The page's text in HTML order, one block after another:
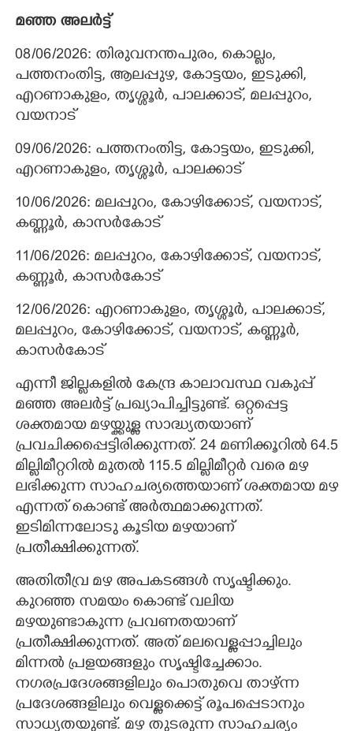
മഞ്ഞ അലർട്ട്
08/06/2026: തിരുവനന്തപുരം, കൊല്ലം,
പത്തനംതിട്ട, ആലപ്പുഴ, കോട്ടയം, ഇടുക്കി,
എറണാകുളം, തൃശ്ശൂർ, പാലക്കാട്, മലപ്പുറം,
വയനാട്
09/06/2026: പത്തനംതിട്ട, കോട്ടയം, ഇടുക്കി,
എറണാകുളം, തൃശ്ശൂർ, പാലക്കാട്
10/06/2026: മലപ്പുറം, കോഴിക്കോട്, വയനാട്,
കണ്ണൂർ, കാസർകോട്
11/06/2026: മലപ്പുറം, കോഴിക്കോട്, വയനാട്,
കണ്ണൂർ, കാസർകോട്
12/06/2026: എറണാകുളം, തൃശ്ശൂർ, പാലക്കാട്,
മലപ്പുറം, കോഴിക്കോട്, വയനാട്, കണ്ണൂർ,
കാസർകോട്
എന്നീ ജില്ലകളിൽ കേന്ദ്ര കാലാവസ്ഥ വകുപ്പ്
മഞ്ഞ അലർട്ട് പ്രഖ്യാപിച്ചിട്ടുണ്ട്. ഒറ്റപ്പെട്ട
ശക്തമായ മഴയ്ക്കുള്ള സാദ്ധ്യതയാണ്
പ്രവചിക്കപ്പെട്ടിരിക്കുന്നത്. 24 മണിക്കൂറിൽ 64.5
മില്ലിമീറ്ററിൽ മുതൽ 115.5 മില്ലിമീറ്റർ വരെ മഴ
ലഭിക്കുന്ന സാഹചര്യത്തെയാണ് ശക്തമായ മഴ
എന്നത് കൊണ്ട് അർത്ഥമാക്കുന്നത്.
ഇടിമിന്നലോടു കൂടിയ മഴയാണ്
പ്രതീക്ഷിക്കുന്നത്.
അതിതീവ്ര മഴ അപകടങ്ങൾ സൃഷ്ടിക്കും.
കുറഞ്ഞ സമയം കൊണ്ട് വലിയ
മഴയുണ്ടാകുന്ന പ്രവണതയാണ്
പ്രതീക്ഷിക്കുന്നത്. അത് മലവെള്ളപ്പാച്ചിലും
മിന്നൽ പ്രളയങ്ങളും സൃഷ്ടിച്ചേക്കാം.
നഗരപ്രദേശങ്ങളിലും പൊതുവെ താഴ്ന്ന
പ്രദേശങ്ങളിലും വെള്ളക്കെട്ട് രൂപപ്പെടാനും
സാധ്യതയുണ്ട്. മഴ തുടരുന്ന സാഹചര്യം